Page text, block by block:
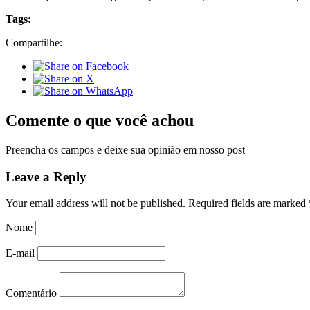
Tags:
Compartilhe:
Comente o que você achou
Preencha os campos e deixe sua opinião em nosso post
Leave a Reply
Your email address will not be published. Required fields are marked
Nome
E-mail
Comentário